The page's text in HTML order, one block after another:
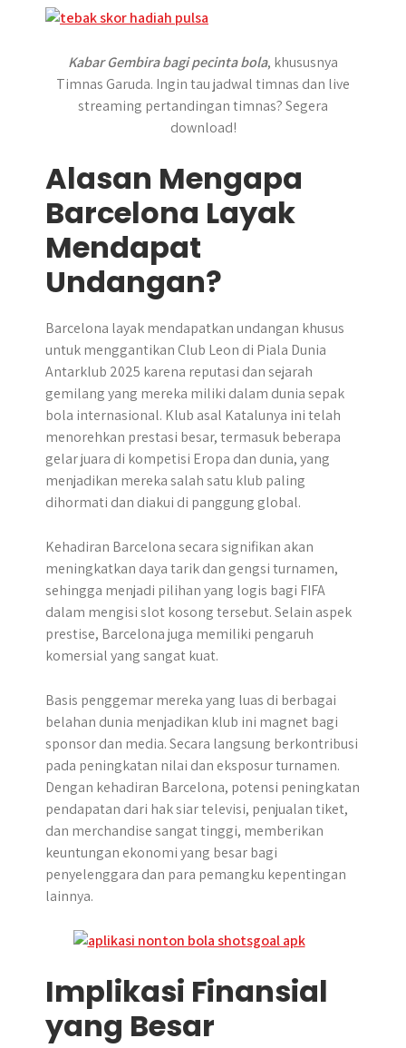
Kabar Gembira bagi pecinta bola, khususnya
Timnas Garuda. Ingin tau jadwal timnas dan live
streaming pertandingan timnas? Segera
download!
Alasan Mengapa
Barcelona Layak
Mendapat
Undangan?
Barcelona layak mendapatkan undangan khusus
untuk menggantikan Club Leon di Piala Dunia
Antarklub 2025 karena reputasi dan sejarah
gemilang yang mereka miliki dalam dunia sepak
bola internasional. Klub asal Katalunya ini telah
menorehkan prestasi besar, termasuk beberapa
gelar juara di kompetisi Eropa dan dunia, yang
menjadikan mereka salah satu klub paling
dihormati dan diakui di panggung global.
Kehadiran Barcelona secara signifikan akan
meningkatkan daya tarik dan gengsi turnamen,
sehingga menjadi pilihan yang logis bagi FIFA
dalam mengisi slot kosong tersebut. Selain aspek
prestise, Barcelona juga memiliki pengaruh
komersial yang sangat kuat.
Basis penggemar mereka yang luas di berbagai
belahan dunia menjadikan klub ini magnet bagi
sponsor dan media. Secara langsung berkontribusi
pada peningkatan nilai dan eksposur turnamen.
Dengan kehadiran Barcelona, potensi peningkatan
pendapatan dari hak siar televisi, penjualan tiket,
dan merchandise sangat tinggi, memberikan
keuntungan ekonomi yang besar bagi
penyelenggara dan para pemangku kepentingan
lainnya.
Implikasi Finansial
yang Besar